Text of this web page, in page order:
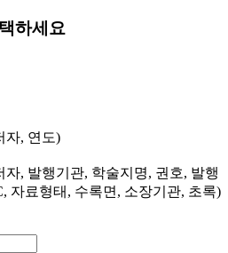
하세요
자, 연도)
자, 발행기관, 학술지명, 권호, 발행
자료형태, 수록면, 소장기관, 초록)